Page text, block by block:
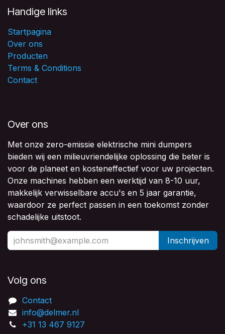
Handige links
Startpagina
Over ons
Producten
Terms & Conditions
Contact
Over ons
Met onze zero-emissie elektrische mini dumpers
bieden wij een milieuvriendelijke oplossing die beter is
voor de planeet en kosteneffectief voor uw projecten.
Onze machines hebben een werktijd van 8-10 uur,
makkelijk verwisselbare accu's en 5 jaar garantie,
waardoor ze perfect passen in een toekomst zonder
schadelijke uitstoot.
Inschrijven
Volg ons
Contact
info@delmer.nl
+31 13 467 9127